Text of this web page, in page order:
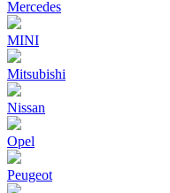
Mercedes
MINI
Mitsubishi
Nissan
Opel
Peugeot